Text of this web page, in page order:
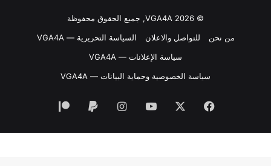
© VGA4A 2026, جميع الحقوق محفوظة
من نحن
للتواصل والاعلان
السياسة التحريرية — VGA4A
سياسة الإعلانات — VGA4A
سياسة الخصوصية وحماية البيانات — VGA4A
فيسبوك ‫YouTubeانستقرام
‏Paypal
‫Patreon